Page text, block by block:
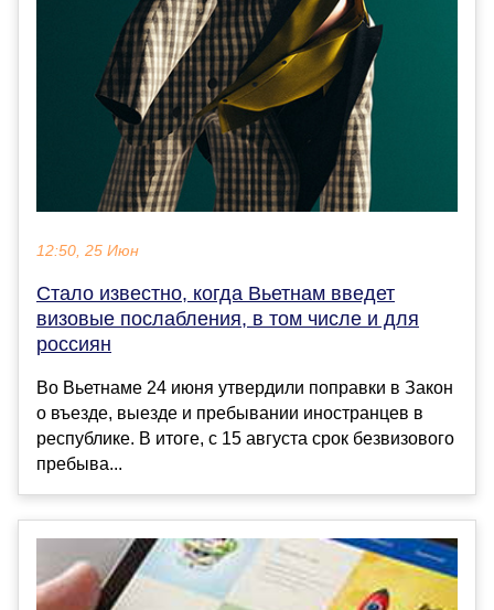
12:50, 25 Июн
Стало известно, когда Вьетнам введет
визовые послабления, в том числе и для
россиян
Во Вьетнаме 24 июня утвердили поправки в Закон
о въезде, выезде и пребывании иностранцев в
республике. В итоге, с 15 августа срок безвизового
пребыва...